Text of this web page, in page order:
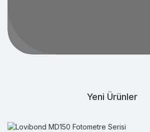
Yeni Ürünler